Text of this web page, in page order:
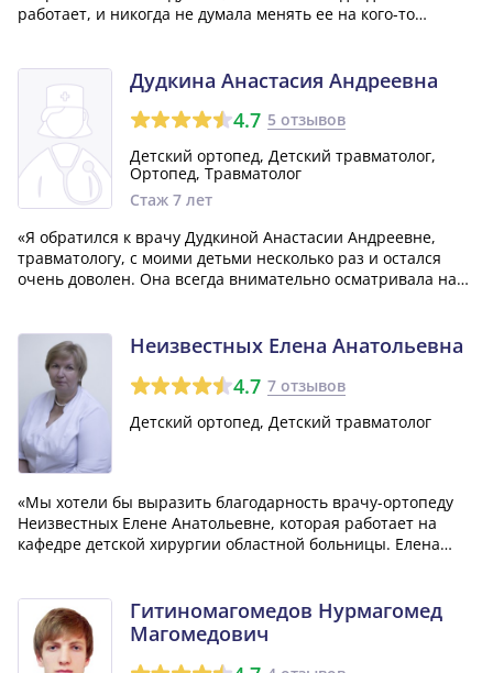
работает, и никогда не думала менять ее на кого-то
путевки в ОВЛ, и я обрати...»Дудкина Анастасия Андреевна
4.7 5 отзывов
Детский ортопед, Детский травматолог,
Ортопед, Травматолог
Стаж 7 лет
«Я обратился к врачу Дудкиной Анастасии Андреевне,
травматологу, с моими детьми несколько раз и остался
очень доволен. Она всегда внимательно осматривала нас,
таким специалистом.»Неизвестных Елена Анатольевна
4.7 7 отзывов
Детский ортопед, Детский травматолог
«Мы хотели бы выразить благодарность врачу-ортопеду
Неизвестных Елене Анатольевне, которая работает на
кафедре детской хирургии областной больницы. Елена
ортопедии. Благодаря ее профес...»
Гитиномагомедов Нурмагомед
Магомедович